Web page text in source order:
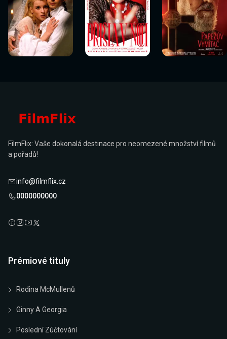
Sledovat
nyní
Sledovat
nyní
Sledovat
nyní
Sledovat
nyní
Sledovat
nyní
Sledovat
nyní
FilmFlix: Vaše dokonalá destinace pro neomezené množství filmů
a pořadů!
info@filmflix.cz
0000000000
Prémiové tituly
Rodina McMullenů
Ginny A Georgia
Poslední Zúčtování